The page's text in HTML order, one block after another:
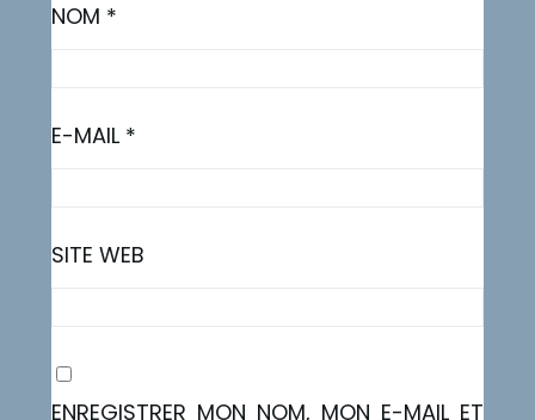
NOM *
E-MAIL *
SITE WEB
ENREGISTRER MON NOM, MON E-MAIL ET